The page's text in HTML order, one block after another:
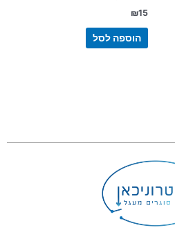
₪15
הוספה לסל